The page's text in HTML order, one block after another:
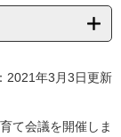
2021年3月3日更新
て会議を開催しま